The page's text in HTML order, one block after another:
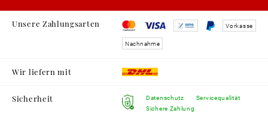
Unsere Zahlungsarten Vorkasse
Nachnahme
Wir liefern mit
Sicherheit
Datenschutz
Sichere Zahlung
Servicequalität